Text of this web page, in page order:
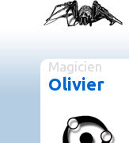
Magicien
Olivier